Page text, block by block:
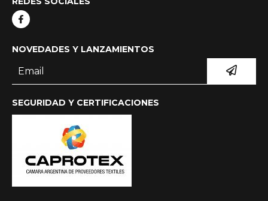
NOVEDADES Y LANZAMIENTOS
SEGURIDAD Y CERTIFICACIONES